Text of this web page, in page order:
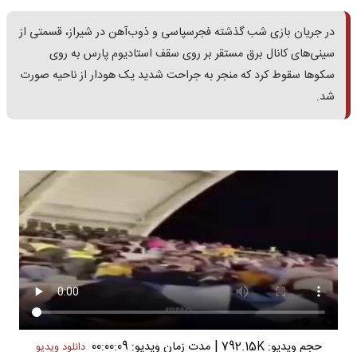
در جریان بازی شب گذشته فجرسپاسی و ذوب‌آهن در شیراز، قسمتی از
سینی‌های کانال برق مستقر بر روی سقف استادیوم پارس به روی
سکوها سقوط کرد که منجر به جراحت شدید یک هودار از ناحیه صورت
شد.
حجم ویدیو: 792.15K |مدت زمان ویدیو: 00:00:09 دانلود ویدیو